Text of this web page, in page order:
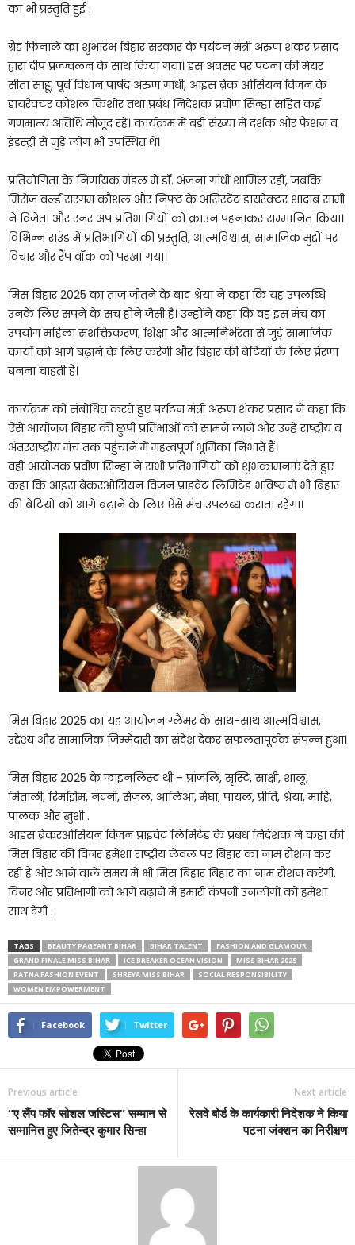
का भी प्रस्तुति हुई .
ग्रैंड फिनाले का शुभारंभ बिहार सरकार के पर्यटन मंत्री अरुण शंकर प्रसाद
द्वारा दीप प्रज्ज्वलन के साथ किया गया। इस अवसर पर पटना की मेयर
सीता साहू, पूर्व विधान पार्षद अरुण गांधी, आइस ब्रेक ओसियन विजन के
डायरेक्टर कौशल किशोर तथा प्रबंध निदेशक प्रवीण सिन्हा सहित कई
गणमान्य अतिथि मौजूद रहे। कार्यक्रम में बड़ी संख्या में दर्शक और फैशन व
इंडस्ट्री से जुड़े लोग भी उपस्थित थे।
प्रतियोगिता के निर्णायक मंडल में डॉ. अंजना गांधी शामिल रहीं, जबकि
मिसेज वर्ल्ड सरगम कौशल और निफ्ट के असिस्टेंट डायरेक्टर शादाब सामी
ने विजेता और रनर अप प्रतिभागियों को क्राउन पहनाकर सम्मानित किया।
विभिन्न राउंड में प्रतिभागियों की प्रस्तुति, आत्मविश्वास, सामाजिक मुद्दों पर
विचार और रैंप वॉक को परखा गया।
मिस बिहार 2025 का ताज जीतने के बाद श्रेया ने कहा कि यह उपलब्धि
उनके लिए सपने के सच होने जैसी है। उन्होंने कहा कि वह इस मंच का
उपयोग महिला सशक्तिकरण, शिक्षा और आत्मनिर्भरता से जुड़े सामाजिक
कार्यों को आगे बढ़ाने के लिए करेंगी और बिहार की बेटियों के लिए प्रेरणा
बनना चाहती हैं।
कार्यक्रम को संबोधित करते हुए पर्यटन मंत्री अरुण शंकर प्रसाद ने कहा कि
ऐसे आयोजन बिहार की छुपी प्रतिभाओं को सामने लाने और उन्हें राष्ट्रीय व
अंतरराष्ट्रीय मंच तक पहुंचाने में महत्वपूर्ण भूमिका निभाते हैं।
वहीं आयोजक प्रवीण सिन्हा ने सभी प्रतिभागियों को शुभकामनाएं देते हुए
कहा कि आइस ब्रेकरओसियन विजन प्राइवेट लिमिटेड भविष्य में भी बिहार
की बेटियों को आगे बढ़ाने के लिए ऐसे मंच उपलब्ध कराता रहेगा।
मिस बिहार 2025 का यह आयोजन ग्लैमर के साथ-साथ आत्मविश्वास,
उद्देश्य और सामाजिक जिम्मेदारी का संदेश देकर सफलतापूर्वक संपन्न हुआ।
मिस बिहार 2025 के फाइनलिस्ट थी – प्रांजलि, सृस्टि, साक्षी, शालू,
मिताली, रिमझिम, नंदनी, सेजल, आलिआ, मेघा, पायल, प्रीति, श्रेया, माहि,
पालक और ख़ुशी .
आइस ब्रेकरओसियन विजन प्राइवेट लिमिटेड के प्रबंध निदेशक ने कहा की
मिस बिहार की विनर हमेशा राष्ट्रीय लेवल पर बिहार का नाम रौशन कर
रही है और आने वाले समय में भी मिस बिहार बिहार का नाम रौशन करेगी.
विनर और प्रतिभागी को आगे बढ़ाने में हमारी कंपनी उनलोगो को हमेशा
साथ देगी .
TAGS BEAUTY PAGEANT BIHAR BIHAR TALENT
FASHION AND GLAMOUR
GRAND FINALE MISS BIHAR
ICE BREAKER OCEAN VISION
MISS BIHAR 2025
PATNA FASHION EVENT
SHREYA MISS BIHAR
SOCIAL RESPONSIBILITY
WOMEN EMPOWERMENT
Facebook Twitter
Previous article
“ए लैंप फॉर सोशल जस्टिस” सम्मान से
सम्मानित हुए जितेन्द्र कुमार सिन्हा
Next article
रेलवे बोर्ड के कार्यकारी निदेशक ने किया
पटना जंक्शन का निरीक्षण